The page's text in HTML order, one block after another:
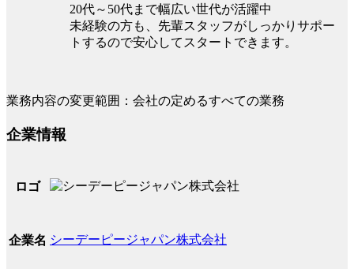
20代～50代まで幅広い世代が活躍中
未経験の方も、先輩スタッフがしっかりサポー
トするので安心してスタートできます。
業務内容の変更範囲：会社の定めるすべての業務
企業情報
ロゴ
企業名 シーデーピージャパン株式会社